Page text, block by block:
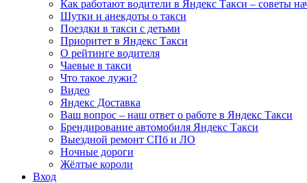
Как работают водители в Яндекс Такси – советы
Шутки и анекдоты о такси
Поездки в такси с детьми
Приоритет в Яндекс Такси
О рейтинге водителя
Чаевые в такси
Что такое лужи?
Видео
Яндекс Доставка
Ваш вопрос – наш ответ о работе в Яндекс Такси
Брендирование автомобиля Яндекс Такси
Выездной ремонт СПб и ЛО
Ночные дороги
Жёлтые короли
Вход